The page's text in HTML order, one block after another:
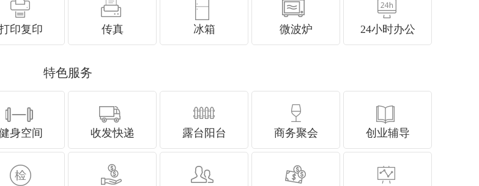
印复印 传真 冰箱 微波炉 24小时办公
特色服务
身空间 收发快递 露台阳台 商务聚会 创业辅导